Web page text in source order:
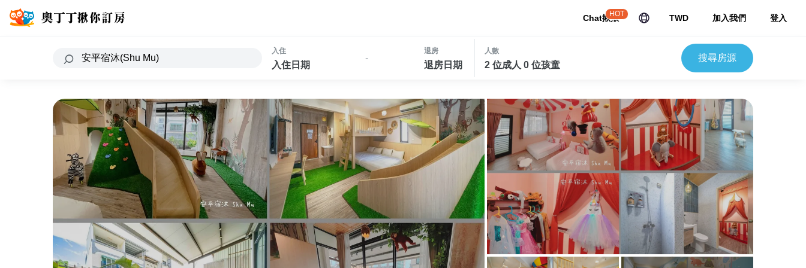
Chat揪揪
HOT TWD 加入我們 登入
入住
入住日期
-
退房
退房日期
人數
2 位成人 0 位孩童
搜尋房源